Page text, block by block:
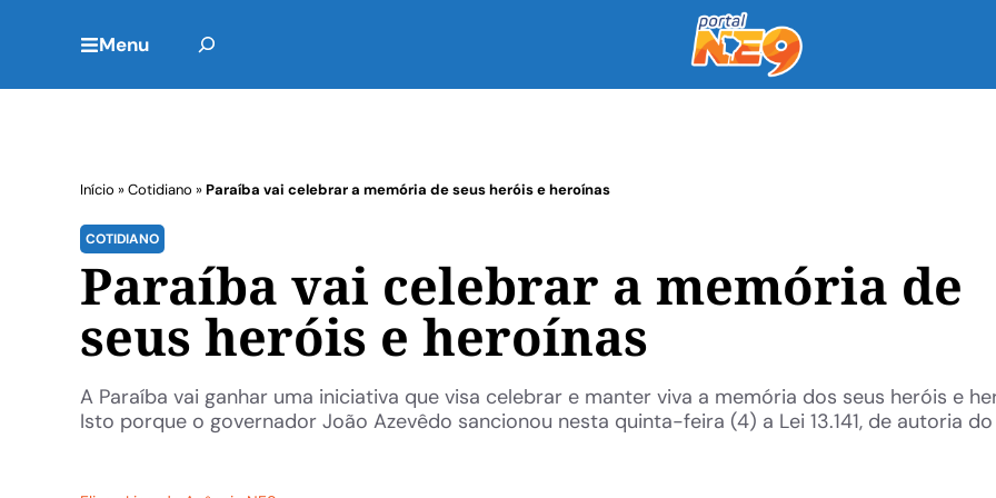
Menu
Início »Cotidiano »Paraíba vai celebrar a memória de seus heróis e heroínas
COTIDIANO
Paraíba vai celebrar a memória de
seus heróis e heroínas
A Paraíba vai ganhar uma iniciativa que visa celebrar e manter viva a memória dos seus heróis e
Isto porque o governador João Azevêdo sancionou nesta quinta-feira (4) a Lei 13.141, de autoria do